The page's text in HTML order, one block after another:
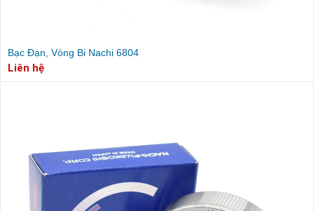
Bạc Đạn, Vòng Bi Nachi 6804
Liên hệ